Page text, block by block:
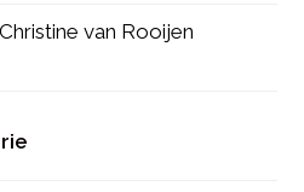
van Rooijen